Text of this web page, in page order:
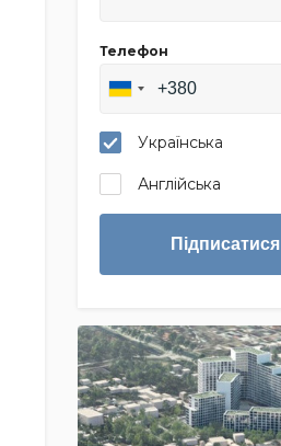
Телефон
Українська
Англійська
Підписатися